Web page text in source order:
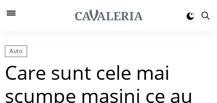
Auto
Care sunt cele mai
scumpe mașini ce au